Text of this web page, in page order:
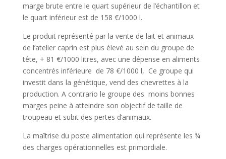
marge brute entre le quart supérieur de l’échantillon et
le quart inférieur est de 158 €/1000 l.
Le produit représenté par la vente de lait et animaux
de l’atelier caprin est plus élevé au sein du groupe de
tête, + 81 €/1000 litres, avec une dépense en aliments
concentrés inférieure de 78 €/1000 l, Ce groupe qui
investit dans la génétique, vend des chevrettes à la
production. A contrario le groupe des moins bonnes
marges peine à atteindre son objectif de taille de
troupeau et subit des pertes d’animaux.
La maîtrise du poste alimentation qui représente les ¾
des charges opérationnelles est primordiale.